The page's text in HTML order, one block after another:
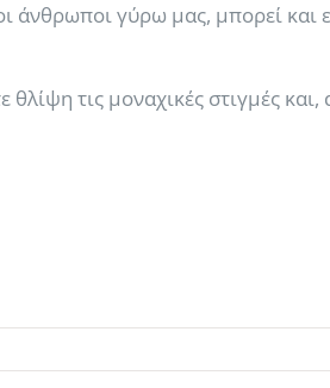
γύρω μας, μπορεί και
τις μοναχικές στιγμές